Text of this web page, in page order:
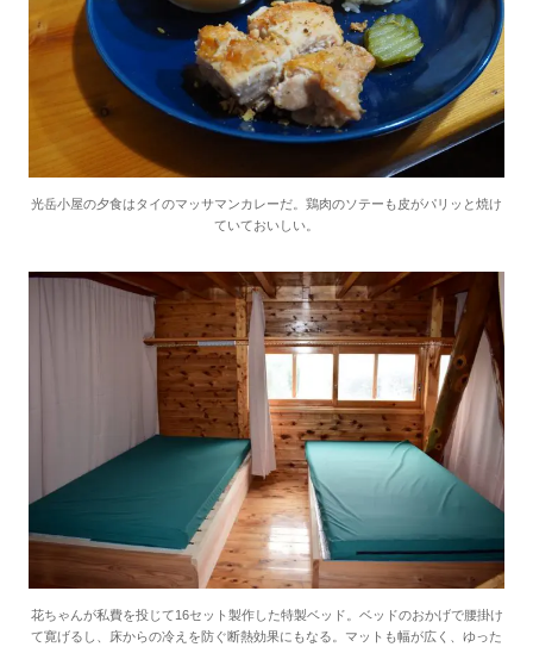
光岳小屋の夕食はタイのマッサマンカレーだ。鶏肉のソテーも皮がパリッと焼け
ていておいしい。
花ちゃんが私費を投じて16セット製作した特製ベッド。ベッドのおかげで腰掛け
て寛げるし、床からの冷えを防ぐ断熱効果にもなる。マットも幅が広く、ゆった